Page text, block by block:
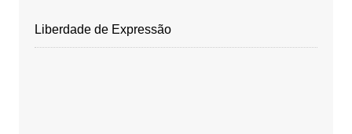
Liberdade de Expressão